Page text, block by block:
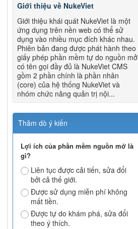
Giới thiệu về NukeViet
Giới thiệu khái quát NukeViet là một
ứng dụng trên nền web có thể sử
dụng vào nhiều mục đích khác nhau.
Phiên bản đang được phát hành theo
giấy phép phần mềm tự do nguồn mở
có tên gọi đầy đủ là NukeViet CMS
gồm 2 phần chính là phần nhân
(core) của hệ thống NukeViet và
nhóm chức năng quản trị nội...
Thăm dò ý kiến
Lợi ích của phần mềm nguồn mở là
gì?
Liên tục được cải tiến, sửa đổi
bởi cả thế giới.
Được sử dụng miễn phí không
mất tiền.
Được tự do khám phá, sửa đổi
theo ý thích.